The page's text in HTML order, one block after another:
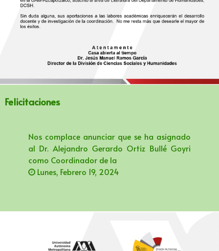
Felicitaciones
Nos complace anunciar que se ha asignado
al Dr. Alejandro Gerardo Ortiz Bullé Goyri
como Coordinador de la
Lunes, Febrero 19, 2024